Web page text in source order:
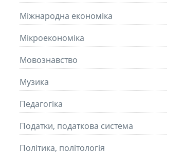
Міжнародна економіка
Мікроекономіка
Мовознавство
Музика
Педагогіка
Податки, податкова система
Політика, політологія